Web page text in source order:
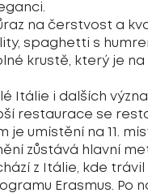
na čerstvost a
spaghetti s
krustě, který je
Itálie i dalších
restaurace se
umístění na 11.
zůstává hlavní
z Itálie, kde trávil
Erasmus. Po